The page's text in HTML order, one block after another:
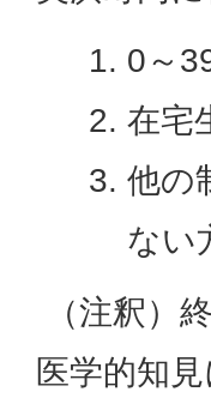
0～
在宅
他の
ない
（注釈）
医学的知